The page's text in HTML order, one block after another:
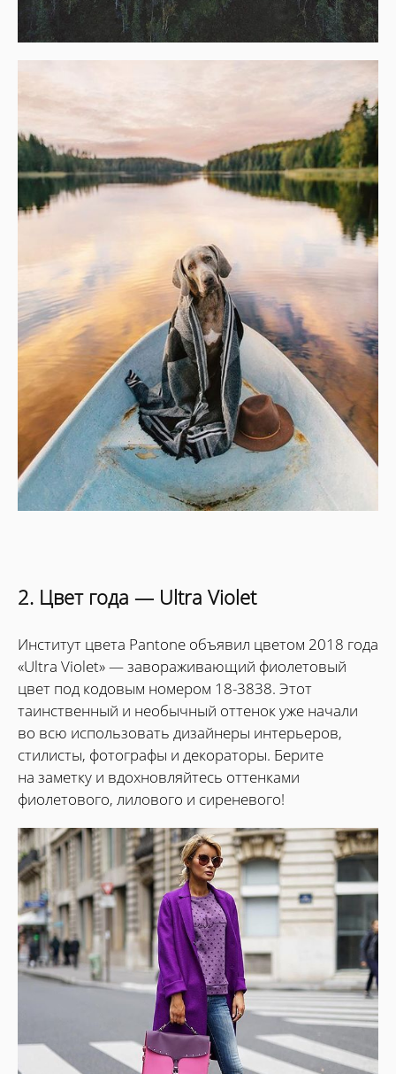
2. Цвет года — Ultra Violet
Институт цвета Pantone объявил цветом 2018 года
«Ultra Violet» — завораживающий фиолетовый
цвет под кодовым номером 18-3838. Этот
таинственный и необычный оттенок уже начали
во всю использовать дизайнеры интерьеров,
стилисты, фотографы и декораторы. Берите
на заметку и вдохновляйтесь оттенками
фиолетового, лилового и сиреневого!